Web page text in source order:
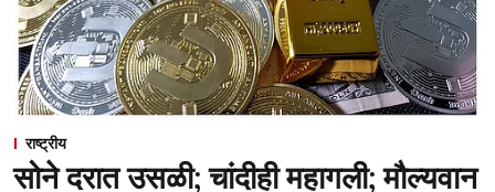
राष्ट्रीय
सोने दरात उसळी; चांदीही महागली; मौल्यवान